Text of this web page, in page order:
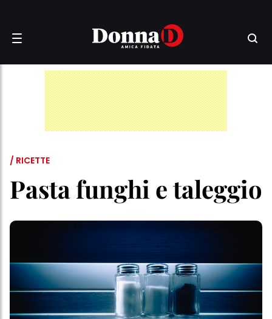
/ RICETTE
Pasta funghi e taleggio